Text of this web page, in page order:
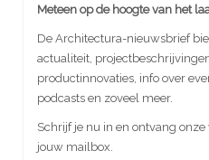
Meteen op de hoogte van het
De Architectura-nieuwsbrief
actualiteit,
productinnovaties, info over
podcasts en zoveel meer.
Schrijf je nu in en ontvang
jouw mailbox.